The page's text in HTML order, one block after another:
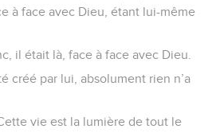
à face avec Dieu, étant lui-même
il était là, face à face avec Dieu.
créé par lui, absolument rien n’a
vie est la lumière de tout le